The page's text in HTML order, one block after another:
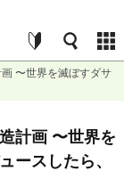
画 〜世界を滅ぼすダサ
計画 〜世界を
ースしたら、